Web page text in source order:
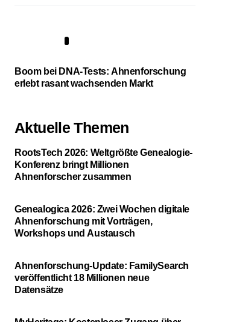
Boom bei DNA-Tests: Ahnenforschung
erlebt rasant wachsenden Markt
Aktuelle Themen
RootsTech 2026: Weltgrößte Genealogie-
Konferenz bringt Millionen
Ahnenforscher zusammen
Genealogica 2026: Zwei Wochen digitale
Ahnenforschung mit Vorträgen,
Workshops und Austausch
Ahnenforschung-Update: FamilySearch
veröffentlicht 18 Millionen neue
Datensätze